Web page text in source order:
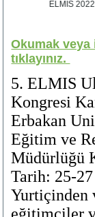
ELMIS 2022
Okumak
tıklayınız.
5. ELMIS
Kongresi
Erbakan
Eğitim ve
Müdürlüğü
Tarih: 25-
Yurtiçinden